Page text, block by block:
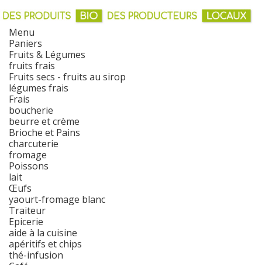
Menu
Paniers
Fruits & Légumes
fruits frais
Fruits secs - fruits au sirop
légumes frais
Frais
boucherie
beurre et crème
Brioche et Pains
charcuterie
fromage
Poissons
lait
Œufs
yaourt-fromage blanc
Traiteur
Epicerie
aide à la cuisine
apéritifs et chips
thé-infusion